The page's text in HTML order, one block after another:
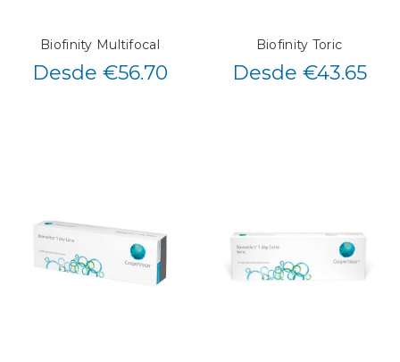
Biofinity Multifocal
Desde €56.70
Biofinity Toric
Desde €43.65